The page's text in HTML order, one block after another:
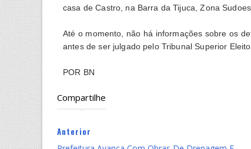
casa de Castro, na Barra da Tijuca, Zona
Até o momento, não há informações sobre os
antes de ser julgado pelo Tribunal Superior
POR BN
Compartilhe
Anterior